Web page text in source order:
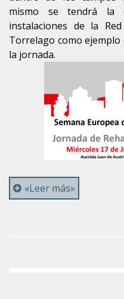
mismo se tendrá la
instalaciones de la
Torrelago como ejemplo
la jornada.
«Leer más»